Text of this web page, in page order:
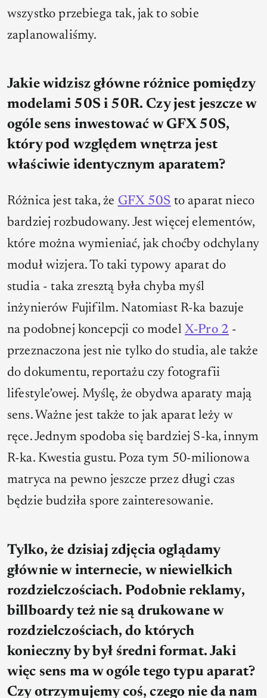
wszystko przebiega tak, jak to sobie
zaplanowaliśmy.
Jakie widzisz główne różnice pomiędzy
modelami 50S i 50R. Czy jest jeszcze w
ogóle sens inwestować w GFX 50S,
który pod względem wnętrza jest
właściwie identycznym aparatem?
Różnica jest taka, że GFX 50S to aparat nieco
bardziej rozbudowany. Jest więcej elementów,
które można wymieniać, jak choćby odchylany
moduł wizjera. To taki typowy aparat do
studia - taka zresztą była chyba myśl
inżynierów Fujifilm. Natomiast R-ka bazuje
na podobnej koncepcji co model X-Pro 2 -
przeznaczona jest nie tylko do studia, ale także
do dokumentu, reportażu czy fotografii
lifestyle’owej. Myślę, że obydwa aparaty mają
sens. Ważne jest także to jak aparat leży w
ręce. Jednym spodoba się bardziej S-ka, innym
R-ka. Kwestia gustu. Poza tym 50-milionowa
matryca na pewno jeszcze przez długi czas
będzie budziła spore zainteresowanie.
Tylko, że dzisiaj zdjęcia oglądamy
głównie w internecie, w niewielkich
rozdzielczościach. Podobnie reklamy,
billboardy też nie są drukowane w
rozdzielczościach, do których
konieczny by był średni format. Jaki
więc sens ma w ogóle tego typu aparat?
Czy otrzymujemy coś, czego nie da nam